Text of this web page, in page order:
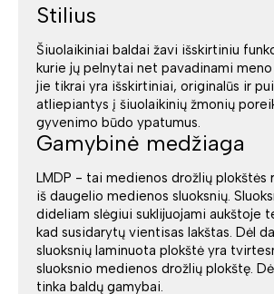
Stilius
Šiuolaikiniai baldai žavi išskirtiniu
kurie jų pelnytai net pavadinami
jie tikrai yra išskirtiniai, originalūs ir
atliepiantys į šiuolaikinių žmonių
gyvenimo būdo ypatumus.
Gamybinė medžiaga
LMDP - tai medienos drožlių plokštės
iš daugelio medienos sluoksnių.
dideliam slėgiui suklijuojami aukštoje
kad susidarytų vientisas lakštas. Dėl
sluoksnių laminuota plokštė yra
sluoksnio medienos drožlių plokštę.
tinka baldų gamybai.